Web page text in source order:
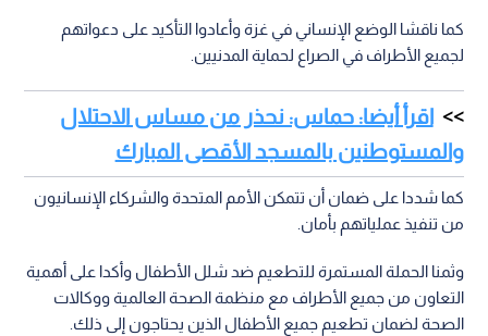
كما ناقشا الوضع الإنساني في غزة وأعادوا التأكيد على دعواتهم
لجميع الأطراف في الصراع لحماية المدنيين.
اقرأ أيضا: حماس: نحذر من مساس الاحتلال
والمستوطنين بالمسجد الأقصى المبارك
كما شددا على ضمان أن تتمكن الأمم المتحدة والشركاء الإنسانيون
من تنفيذ عملياتهم بأمان.
وثمنا الحملة المستمرة للتطعيم ضد شلل الأطفال وأكدا على أهمية
التعاون من جميع الأطراف مع منظمة الصحة العالمية ووكالات
الصحة لضمان تطعيم جميع الأطفال الذين يحتاجون إلى ذلك.